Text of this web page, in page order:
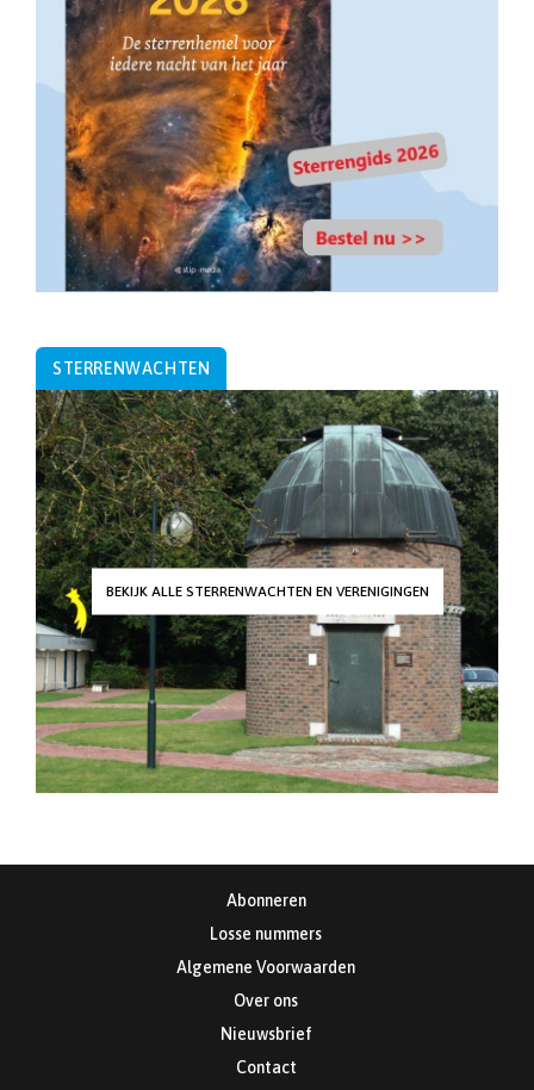
STERRENWACHTEN
BEKIJK ALLE STERRENWACHTEN EN VERENIGINGEN
Abonneren
Losse nummers
Algemene Voorwaarden
Over ons
Nieuwsbrief
Contact